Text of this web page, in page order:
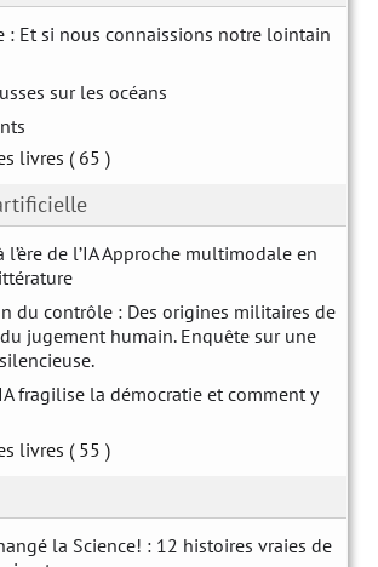
: Et si nous connaissions notre lointain
sur les océans
livres ( 65 )
l’ère de l’IA Approche multimodale en
du contrôle : Des origines militaires de
jugement humain. Enquête sur une
fragilise la démocratie et comment y
livres ( 55 )
la Science! : 12 histoires vraies de